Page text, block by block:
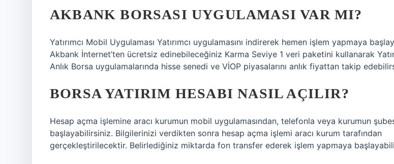
AKBANK BORSASI UYGULAMASI VAR MI?
Yatırımcı Mobil Uygulaması Yatırımcı uygulamasını indirerek hemen işlem yapmaya
Akbank İnternet’ten ücretsiz edinebileceğiniz Karma Seviye 1 veri paketini kullanarak
Anlık Borsa uygulamalarında hisse senedi ve VİOP piyasalarını anlık fiyattan takip
BORSA YATIRIM HESABI NASIL AÇILIR?
Hesap açma işlemine aracı kurumun mobil uygulamasından, telefonla veya kurumun
başlayabilirsiniz. Bilgilerinizi verdikten sonra hesap açma işlemi aracı kurum tarafından
gerçekleştirilecektir. Belirlediğiniz miktarda fon transfer ederek işlem yapmaya